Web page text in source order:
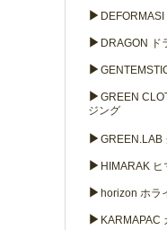
▶
▶ DRAGON ド
▶
▶ GREEN
ジング
▶ GREEN.LAB
▶ HIMARAK ヒ
▶ horizon ホラ
▶ KARMAPAC